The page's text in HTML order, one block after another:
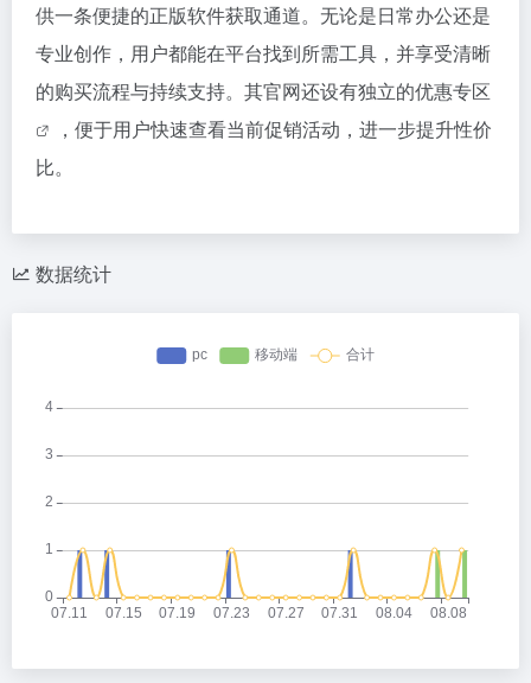
供一条便捷的正版软件获取通道。无论是日常办公还是
专业创作，用户都能在平台找到所需工具，并享受清晰
的购买流程与持续支持。其官网还设有独立的优惠专区
，便于用户快速查看当前促销活动，进一步提升性价
比。
数据统计